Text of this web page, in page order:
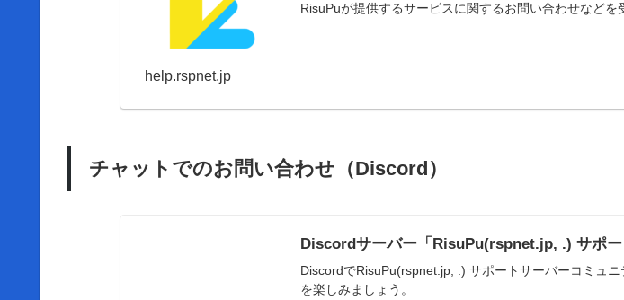
RisuPuが提供するサービスに関するお問い合わせなどを
help.rspnet.jp
チャットでのお問い合わせ（Discord）
Discordサーバー「RisuPu(rspnet.jp, .) サポー
DiscordでRisuPu(rspnet.jp, .) サポートサーバーコミュ
を楽しみましょう。